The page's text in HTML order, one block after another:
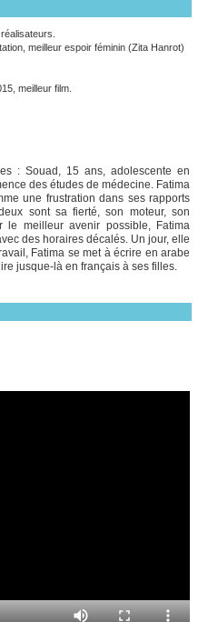
meilleur espoir féminin (Zita Hanrot)
meilleur film.
: Souad, 15 ans, adolescente en
des études de médecine. Fatima
une frustration dans ses rapports
sont sa fierté, son moteur, son
le meilleur avenir possible, Fatima
des horaires décalés. Un jour, elle
Fatima se met à écrire en arabe
jusque-là en français à ses filles.